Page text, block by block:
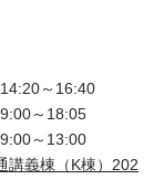
～16:40
～18:05
～13:00
講義棟（K棟）202